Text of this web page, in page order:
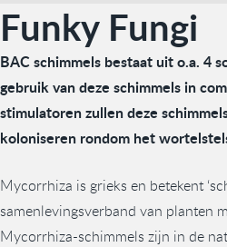
Funky Fungi
BAC schimmels bestaat uit o.a. 4
gebruik van deze schimmels in
stimulatoren zullen deze
koloniseren rondom het
Mycorrhiza is grieks en betekent
samenlevingsverband van planten
Mycorrhiza-schimmels zijn in de